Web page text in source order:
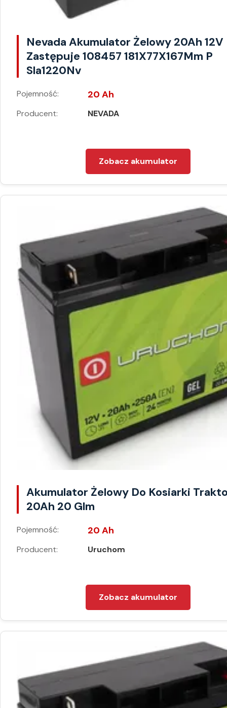
Nevada Akumulator Żelowy 20Ah 12V
Zastępuje 108457 181X77X167Mm P
Sla1220Nv
Pojemność: 20 Ah
Producent: NEVADA
Zobacz akumulator
Akumulator Żelowy Do Kosiarki
20Ah 20 Glm
Pojemność: 20 Ah
Producent: Uruchom
Zobacz akumulator